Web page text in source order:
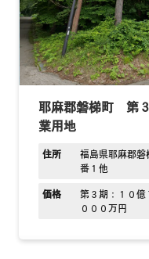
耶麻郡磐梯町 第
業用地
住所
福島県耶麻郡磐
番１他
価格
第３期：１０
０００万円